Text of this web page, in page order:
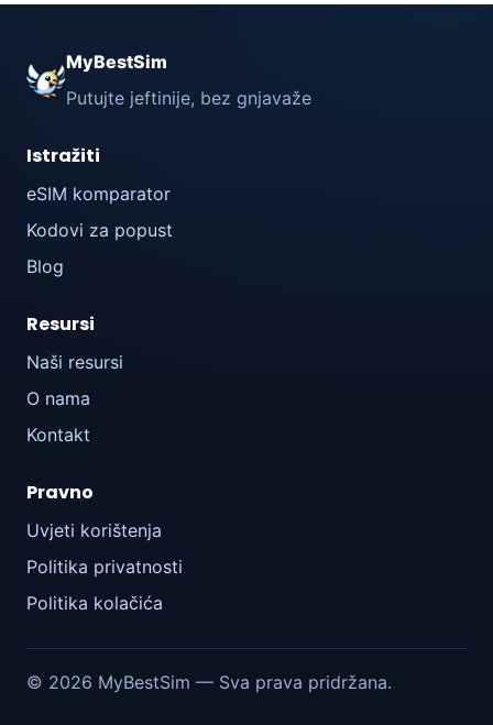
MyBestSim
Putujte jeftinije, bez gnjavaže
Istražiti
eSIM komparator
Kodovi za popust
Blog
Resursi
Naši resursi
O nama
Kontakt
Pravno
Uvjeti korištenja
Politika privatnosti
Politika kolačića
© 2026 MyBestSim — Sva prava pridržana.